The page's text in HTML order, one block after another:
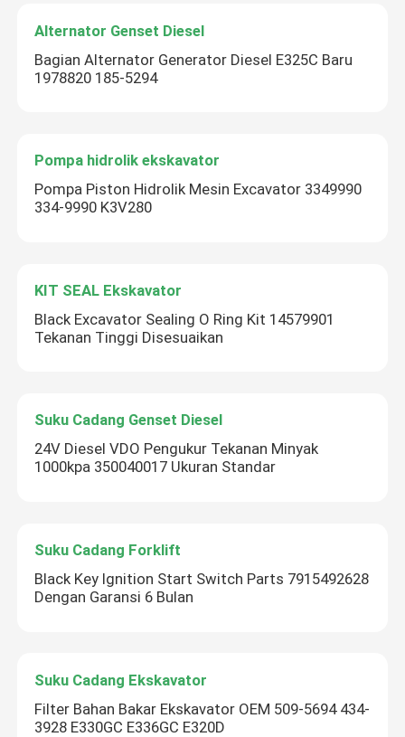
Alternator Genset Diesel
Bagian Alternator Generator Diesel E325C Baru
1978820 185-5294
Pompa hidrolik ekskavator
Pompa Piston Hidrolik Mesin Excavator 3349990
334-9990 K3V280
KIT SEAL Ekskavator
Black Excavator Sealing O Ring Kit 14579901
Tekanan Tinggi Disesuaikan
Suku Cadang Genset Diesel
24V Diesel VDO Pengukur Tekanan Minyak
1000kpa 350040017 Ukuran Standar
Suku Cadang Forklift
Black Key Ignition Start Switch Parts 7915492628
Dengan Garansi 6 Bulan
Suku Cadang Ekskavator
Filter Bahan Bakar Ekskavator OEM 509-5694 434-
3928 E330GC E336GC E320D